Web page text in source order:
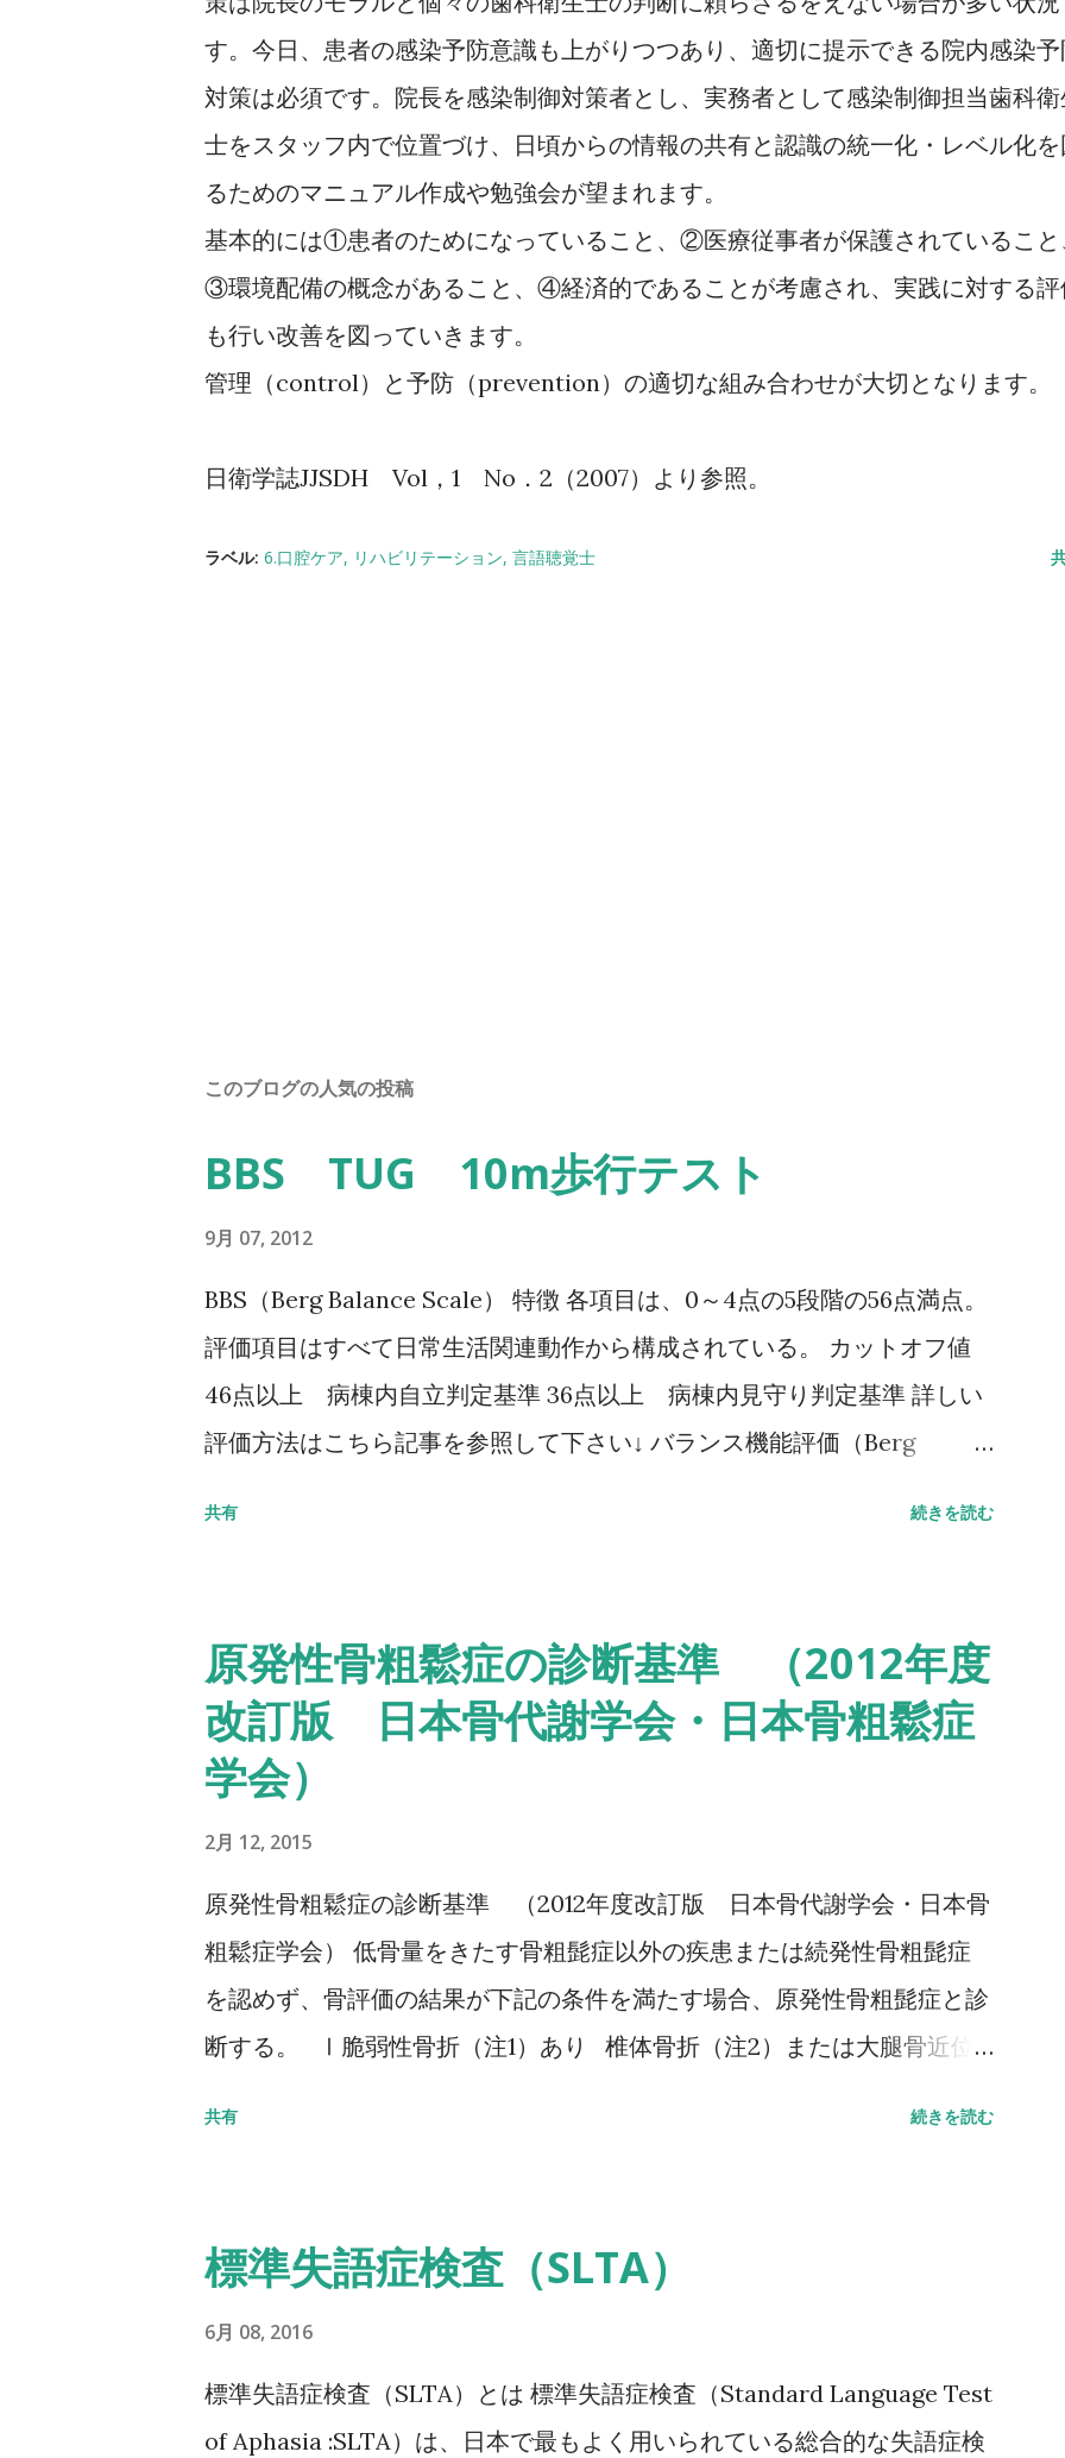
す。今日、患者の感染予防意識も上がりつつあり、適切に提示できる院内感染予
対策は必須です。院長を感染制御対策者とし、実務者として感染制御担当歯科衛
士をスタッフ内で位置づけ、日頃からの情報の共有と認識の統一化・レベル化を
るためのマニュアル作成や勉強会が望まれます。
基本的には①患者のためになっていること、②医療従事者が保護されていること
③環境配備の概念があること、④経済的であることが考慮され、実践に対する評
も行い改善を図っていきます。
管理（control）と予防（prevention）の適切な組み合わせが大切となります。
日衛学誌JJSDH Vol ， 1 No ． 2 （2007）より参照。
ラベル: 6.口腔ケア リハビリテーション 言語聴覚士
このブログの人気の投稿
BBS TUG 10m歩行テスト
9月 07, 2012
BBS（Berg Balance Scale） 特徴 各項目は、0～4点の5段階の56点満点。
評価項目はすべて日常生活関連動作から構成されている。 カットオフ値
46点以上 病棟内自立判定基準 36点以上 病棟内見守り判定基準 詳しい
評価方法はこちら記事を参照して下さい↓ バランス機能評価（Berg
秒：屋外外出可能 30秒以上：日常生活動作に要介助 詳しい評価方法はこ
ちら記事を参照して下さい↓ タイムアップアンドゴーテスト TUG:Timed
Up & Go Test 10m歩行テスト 方法 助走路（各3m）を含めた約16m（直線
歩行路）を歩行し、定常歩行とみなせる10mの所要時間をストップウォッ
共有 続きを読む
原発性骨粗鬆症の診断基準 （2012年度
改訂版 日本骨代謝学会・日本骨粗鬆症
学会）
2月 12, 2015
原発性骨粗鬆症の診断基準 （2012年度改訂版 日本骨代謝学会・日本骨
粗鬆症学会） 低骨量をきたす骨粗髭症以外の疾患または続発性骨粗髭症
を認めず、骨評価の結果が下記の条件を満たす場合、原発性骨粗髭症と診
断する。 Ⅰ脆弱性骨折（注1）あり 椎体骨折（注2）または大腿骨近位
とは、立った姿勢からの転倒か、それ以下の外力をさす。 注2 形態椎体骨
折のうち、2／3は無症候性であることに留意するとともに、鑑別診断の観
点からも脊椎X線像を確認することが望ましい。 注3 そのほかの脆弱性骨
折：軽微な外力によって発生した非外傷性骨折で、骨折部位は肋骨、骨盤
共有 続きを読む
標準失語症検査（SLTA）
6月 08, 2016
標準失語症検査（SLTA）とは 標準失語症検査（Standard Language Test
of Aphasia :SLTA）は、日本で最もよく用いられている総合的な失語症検